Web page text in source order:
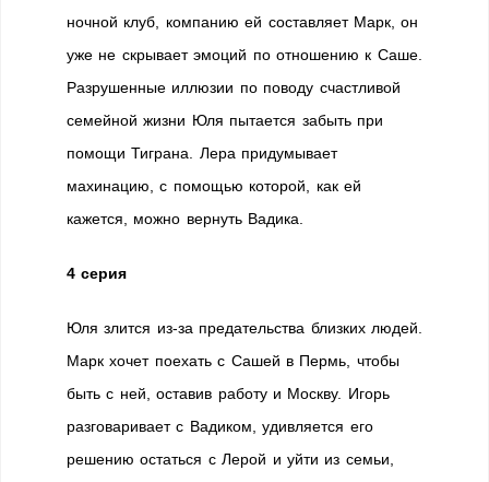
ночной клуб, компанию ей составляет Марк, он
уже не скрывает эмоций по отношению к Саше.
Разрушенные иллюзии по поводу счастливой
семейной жизни Юля пытается забыть при
помощи Тиграна. Лера придумывает
махинацию, с помощью которой, как ей
кажется, можно вернуть Вадика.
4 серия
Юля злится из-за предательства близких людей.
Марк хочет поехать с Сашей в Пермь, чтобы
быть с ней, оставив работу и Москву. Игорь
разговаривает с Вадиком, удивляется его
решению остаться с Лерой и уйти из семьи,